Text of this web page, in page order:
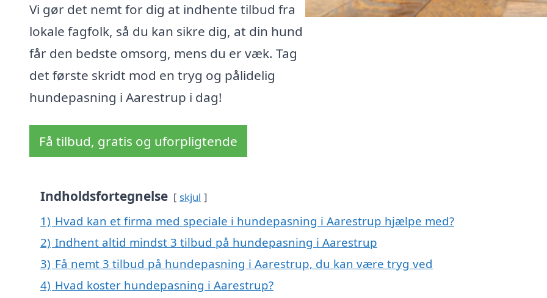
Vi gør det nemt for dig at indhente tilbud fra
lokale fagfolk, så du kan sikre dig, at din hund
får den bedste omsorg, mens du er væk. Tag
det første skridt mod en tryg og pålidelig
hundepasning i Aarestrup i dag!
Få tilbud, gratis og uforpligtende
Indholdsfortegnelse skjul
1) Hvad kan et firma med speciale i hundepasning i Aarestrup hjælpe med?
2) Indhent altid mindst 3 tilbud på hundepasning i Aarestrup
3) Få nemt 3 tilbud på hundepasning i Aarestrup, du kan være tryg ved
4) Hvad koster hundepasning i Aarestrup?